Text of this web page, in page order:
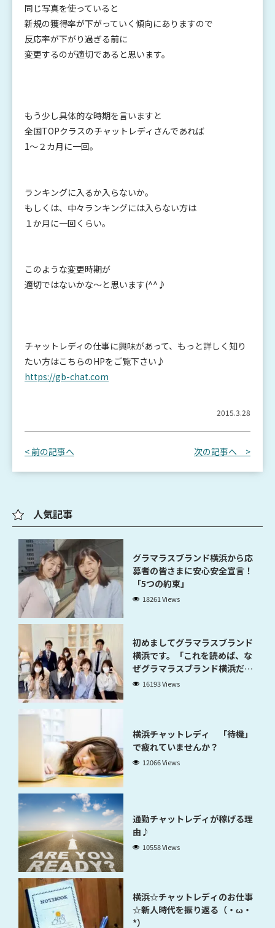
同じ写真を使っていると
新規の獲得率が下がっていく傾向にありますので
反応率が下がり過ぎる前に
変更するのが適切であると思います。
もう少し具体的な時期を言いますと
全国TOPクラスのチャットレディさんであれば
1～２カ月に一回。
ランキングに入るか入らないか。
もしくは、中々ランキングには入らない方は
１か月に一回くらい。
このような変更時期が
適切ではないかな～と思います(^^♪
チャットレディの仕事に興味があって、もっと詳しく知り
たい方はこちらのHPをご覧下さい♪
https://gb-chat.com
2015.3.28
< 前の記事へ 次の記事へ >
人気記事
グラマラスブランド横浜から応
募者の皆さまに安心安全宣言！
「5つの約束」
18261 Views
初めましてグラマラスブランド
横浜です。「これを読めば、な
ぜグラマラスブランド横浜だと
稼げるのかが分かります」
16193 Views
横浜チャットレディ 「待機」
で疲れていませんか？
12066 Views
通勤チャットレディが稼げる理
由♪
10558 Views
横浜☆チャットレディのお仕事
☆新人時代を振り返る（・ω・
*）